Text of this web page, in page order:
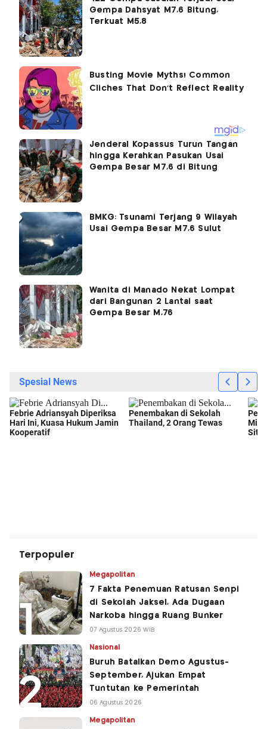
Gempa Dahsyat M7,6 Bitung,
Terkuat M5,8
Jenderal Kopassus Turun Tangan
hingga Kerahkan Pasukan Usai
Gempa Besar M7,6 di Bitung
BMKG: Tsunami Terjang 9 Wilayah
Usai Gempa Besar M7,6 Sulut
Wanita di Manado Nekat Lompat
dari Bangunan 2 Lantai saat
Gempa Besar M,76
Terpopuler
Megapolitan
7 Fakta Penemuan Ratusan Senpi
di Sekolah Jaksel, Ada Dugaan
Narkoba hingga Ruang Bunker
07 Agustus 2026 WIB
Nasional
Buruh Batalkan Demo Agustus-
September, Ajukan Empat
Tuntutan ke Pemerintah
06 Agustus 2026
Megapolitan